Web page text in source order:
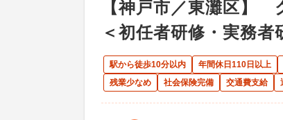
【神戸市／東灘区】
＜初任者研修・実務者
駅から徒歩10分以内 年間休日110日以上
残業少なめ
社会保険完備 交通費支給